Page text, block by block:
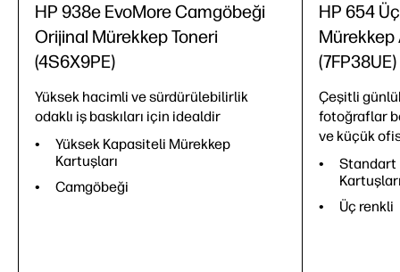
HP 938e EvoMore Camgöbeği
Orijinal Mürekkep Toneri
(4S6X9PE)
Yüksek hacimli ve sürdürülebilirlik
odaklı iş baskıları için idealdir
Yüksek Kapasiteli Mürekkep
Kartuşları
Camgöbeği
HP 654
Mürekkep
(7FP38UE)
Çeşitli
fotoğraflar
ve küçük
Standart
Üç renkli